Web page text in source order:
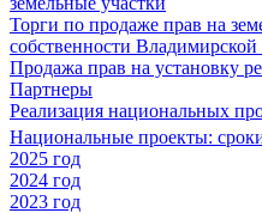
Торги по продаже прав на
собственности Владимирской
Продажа прав на установку
Партнеры
Реализация национальных
Национальные проекты:
2025 год
2024 год
2023 год